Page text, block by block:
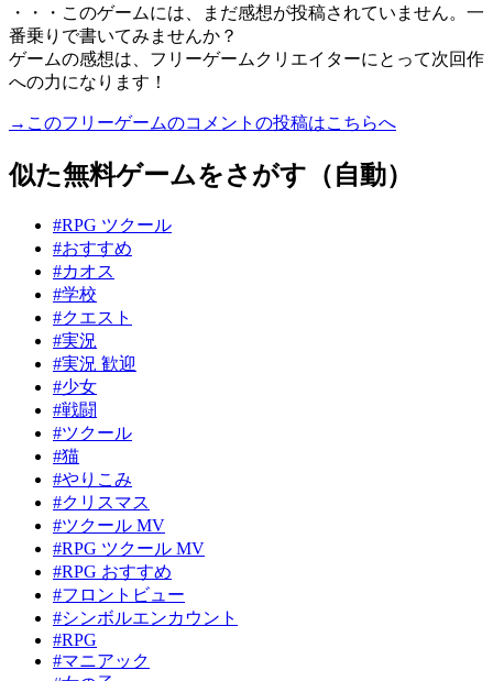
・・・このゲームには、まだ感想が投稿されていません。一
番乗りで書いてみませんか？
ゲームの感想は、フリーゲームクリエイターにとって次回作
への力になります！
→このフリーゲームのコメントの投稿はこちらへ
似た無料ゲームをさがす（自動）
#RPG ツクール
#おすすめ
#カオス
#学校
#クエスト
#実況
#実況 歓迎
#少女
#戦闘
#ツクール
#猫
#やりこみ
#クリスマス
#ツクール MV
#RPG ツクール MV
#RPG おすすめ
#フロントビュー
#シンボルエンカウント
#RPG
#マニアック